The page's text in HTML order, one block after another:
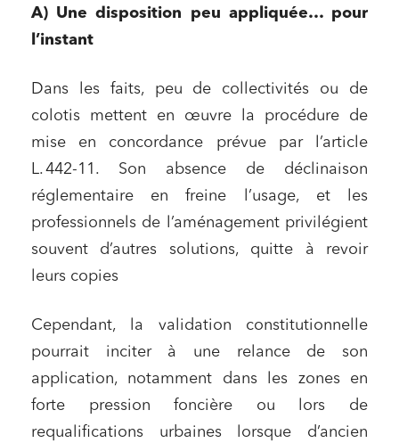
A) Une disposition peu appliquée… pour
l’instant
Dans les faits, peu de collectivités ou de
colotis mettent en œuvre la procédure de
mise en concordance prévue par l’article
L. 442-11. Son absence de déclinaison
réglementaire en freine l’usage, et les
professionnels de l’aménagement privilégient
souvent d’autres solutions, quitte à revoir
leurs copies
Cependant, la validation constitutionnelle
pourrait inciter à une relance de son
application, notamment dans les zones en
forte pression foncière ou lors de
requalifications urbaines lorsque d’ancien
Relations commerciales et contrats
Associations et acteurs de l’économie sociale et
solidaire
Media et édition
Immobilier et habitat
Entreprises du numérique
Établissements financiers
Mobilité et transport